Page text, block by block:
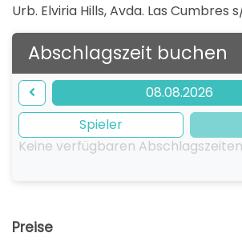
Urb. Elviria Hills, Avda. Las Cumbres
Abschlagszeit buchen
08.08.2026
Spieler
Keine verfügbaren
Preise